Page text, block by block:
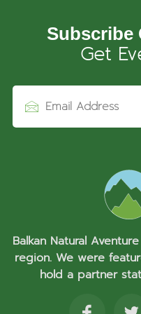
Subscribe
Get
Balkan Natural
region. We were
hold a partner